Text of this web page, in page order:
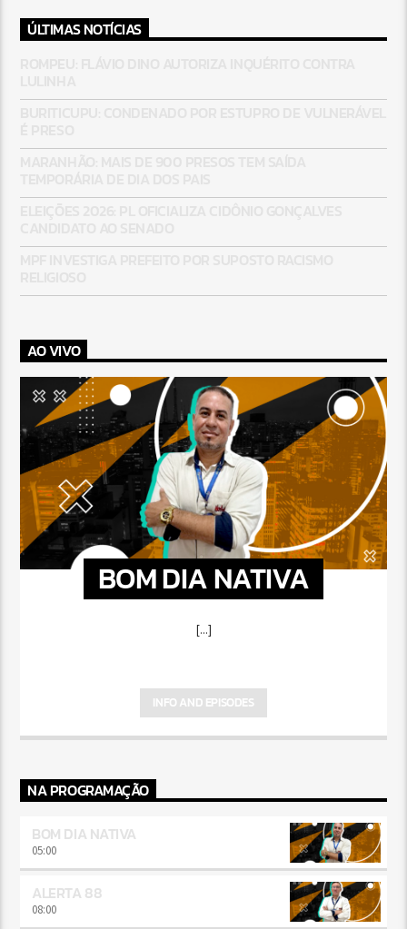
ÚLTIMAS NOTÍCIAS
AO VIVO
BOM DIA NATIVA
[...]
INFO AND EPISODES
NA PROGRAMAÇÃO
BOM DIA NATIVA
05:00
ALERTA 88
08:00